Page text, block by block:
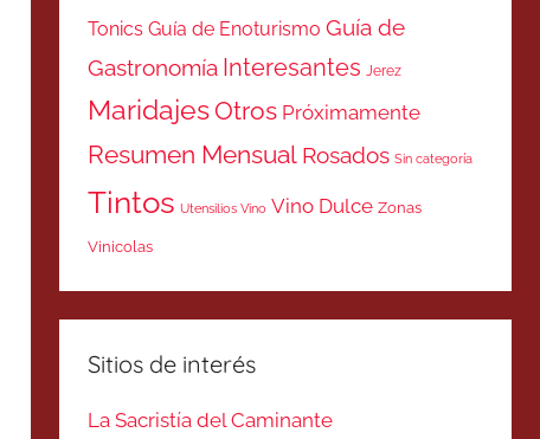
Tonics Guía de Enoturismo Guía de
Gastronomía Interesantes Jerez
MaridajesOtros Próximamente
Resumen Mensual Rosados Sin categoría
Tintos Utensilios Vino Vino Dulce Zonas
Vinicolas
Sitios de interés
La Sacristía del Caminante